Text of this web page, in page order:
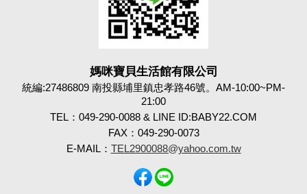
媽咪寶貝生活館有限公司
統編:27486809 南投縣埔里鎮忠孝路46號。AM-10:00~PM-
21:00
TEL：049-290-0088 & LINE ID:BABY22.COM
FAX：049-290-0073
E-MAIL： TEL2900088@yahoo.com.tw